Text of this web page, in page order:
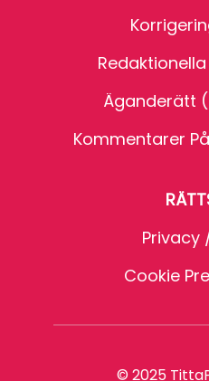
Äganderätt
Kommentarer
Privacy
Cookie
© 2025